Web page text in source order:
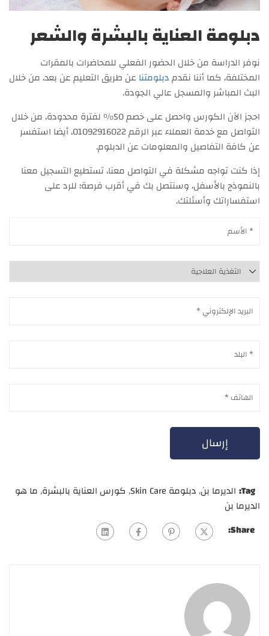
دبلومة العناية بالبشرة والشعر
نوفر الدراسة من خلال الحضور الفعلي للمحاضرات بالمقرات
المختلفة، كما أننا نقدمدبلومتنا عن طريق التعليم عن بعد، من خلال
البث المباشر والمسجل عالي الجودة.
احجز الآن الكورس واحصل على خصم 50% لفترة محدودة، من خلال
التواصل مع خدمة العملاء عبر الرقم 01092916022، أيضا استفسر
عن كافة التفاصيل والمعلومات عن الدبلوم.
إذا كنت تواجه مشكلة في التواصل معنا، تستطيع التسجيل معنا
بالنموذج بالأسفل، وسنتصل بك في أقرب فرصة؛ للرد على
استفساراتك وأسئلتك.
Tag: الديرما بن,دبلومة Skin Care , كورس العناية بالبشرة,ما هو
الديرما بن
Share: